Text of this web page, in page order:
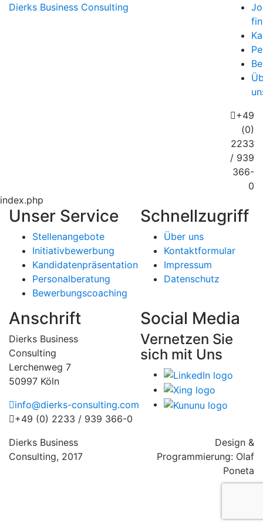
Dierks Business Consulting
+49
(0)
2233
/ 939
366-
0
index.php
Unser Service
Stellenangebote
Initiativbewerbung
Kandidatenpräsentation
Personalberatung
Bewerbungscoaching
Schnellzugriff
Über uns
Kontaktformular
Impressum
Datenschutz
Anschrift
Dierks Business
Consulting
Lerchenweg 7
50997 Köln
info@dierks-consulting.com
+49 (0) 2233 / 939 366-0
Social Media
Vernetzen Sie
sich mit Uns
Dierks Business
Consulting, 2017
Design &
Programmierung: Olaf
Poneta